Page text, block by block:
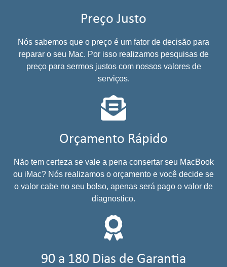
Preço Justo
Nós sabemos que o preço é um fator de decisão para
reparar o seu Mac. Por isso realizamos pesquisas de
preço para sermos justos com nossos valores de
serviços.
Orçamento Rápido
Não tem certeza se vale a pena consertar seu MacBook
ou iMac? Nós realizamos o orçamento e você decide se
o valor cabe no seu bolso, apenas será pago o valor de
diagnostico.
90 a 180 Dias de Garantia